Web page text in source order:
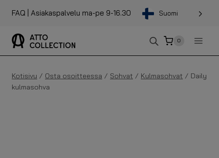
FAQ | Asiakaspalvelu ma-pe 9-16.30 Suomi
0
Kotisivu / Osta osoitteessa / Sohvat / Kulmasohvat / Daily
kulmasohva